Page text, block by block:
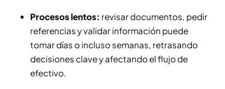
Procesos lentos: revisar documentos, pedir
referencias y validar información puede
tomar días o incluso semanas, retrasando
decisiones clave y afectando el flujo de
efectivo.